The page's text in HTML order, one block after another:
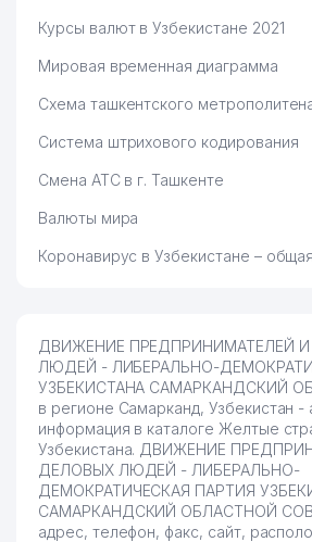
Курсы валют в Узбекистане 2021
Мировая временная диаграмма
Схема ташкентского
Система штрихового кодирования
Смена АТС в г. Ташкенте
Валюты мира
Коронавирус в Узбекистане –
ДВИЖЕНИЕ ПРЕДПРИНИМАТЕЛЕЙ
ЛЮДЕЙ - ЛИБЕРАЛЬНО-
УЗБЕКИСТАНА САМАРКАНДСКИЙ
в регионе Самарканд, Узбекистан -
информация в каталоге Желтые
Узбекистана. ДВИЖЕНИЕ
ДЕЛОВЫХ ЛЮДЕЙ - ЛИБЕРАЛЬНО-
ДЕМОКРАТИЧЕСКАЯ ПАРТИЯ
САМАРКАНДСКИЙ ОБЛАСТНОЙ
адрес, телефон, факс, сайт,